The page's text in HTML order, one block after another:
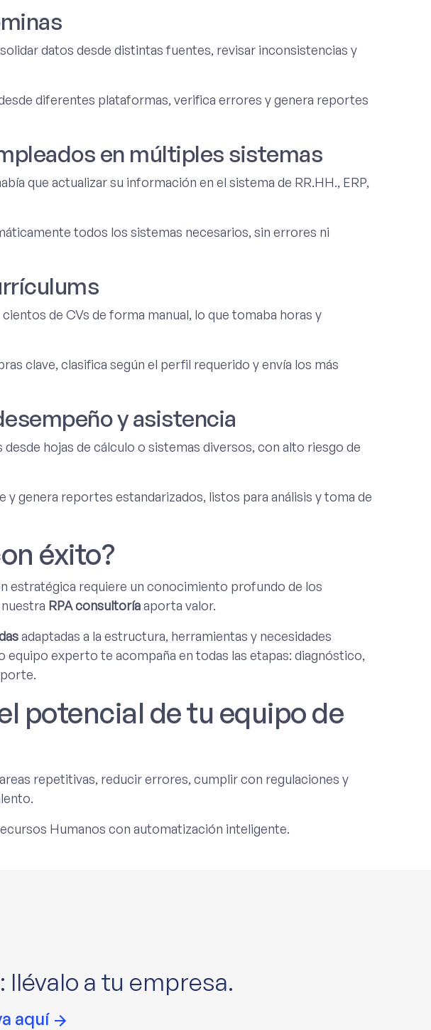
datos desde distintas fuentes, revisar inconsistencias y
diferentes plataformas, verifica errores y genera reportes
en múltiples sistemas
que actualizar su información en el sistema de RR.HH., ERP,
todos los sistemas necesarios, sin errores ni
de CVs de forma manual, lo que tomaba horas y
clave, clasifica según el perfil requerido y envía los más
y asistencia
hojas de cálculo o sistemas diversos, con alto riesgo de
genera reportes estandarizados, listos para análisis y toma de
éxito?
estratégica requiere un conocimiento profundo de los
RPA consultoríaaporta valor.
adaptadas a la estructura, herramientas y necesidades
experto te acompaña en todas las etapas: diagnóstico,
potencial de tu equipo de
repetitivas, reducir errores, cumplir con regulaciones y
Humanos con automatización inteligente.
llévalo a tu empresa.
aquí